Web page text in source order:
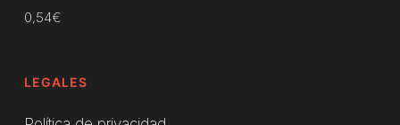
0,54€
LEGALES